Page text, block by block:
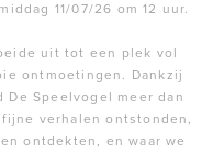
11/07/26 om 12 uur.
uit tot een plek vol
ontmoetingen. Dankzij
Speelvogel meer dan
verhalen ontstonden,
ontdekten, en waar we